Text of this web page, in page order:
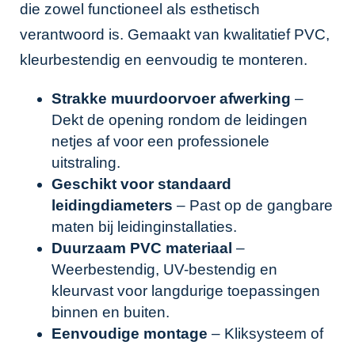
die zowel functioneel als esthetisch
verantwoord is. Gemaakt van kwalitatief PVC,
kleurbestendig en eenvoudig te monteren.
Strakke muurdoorvoer afwerking –
Dekt de opening rondom de leidingen
netjes af voor een professionele
uitstraling.
Geschikt voor standaard
leidingdiameters – Past op de gangbare
maten bij leidinginstallaties.
Duurzaam PVC materiaal –
Weerbestendig, UV-bestendig en
kleurvast voor langdurige toepassingen
binnen en buiten.
Eenvoudige montage – Kliksysteem of